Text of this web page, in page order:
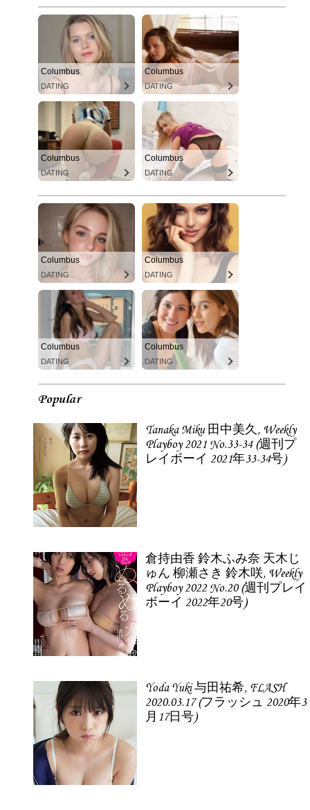
Columbus
DATING
Columbus
DATING
Columbus
DATING
Columbus
DATING
Columbus
DATING
Columbus
DATING
Columbus
DATING
Columbus
DATING
Popular
Tanaka Miku 田中美久, Weekly
Playboy 2021 No.33-34 (週刊プ
レイボーイ 2021年33-34号)
倉持由香 鈴木ふみ奈 天木じ
ゅん 柳瀬さき 鈴木咲, Weekly
Playboy 2022 No.20 (週刊プレイ
ボーイ 2022年20号)
Yoda Yuki 与田祐希, FLASH
2020.03.17 (フラッシュ 2020年3
月17日号)